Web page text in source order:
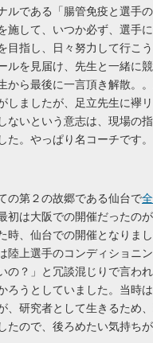
ルである「腸管免疫と選手
施して、いつか必ず、選手
目指し、日々努力して行こ
ルを見届け、先生と一緒に
から最後に一言頂き解散。
しましたが、足立先生に襷リ
ないという意志は、現場の
た。やっぱり名コーチです。
の第２の故郷である仙台で
初は大阪での開催だったの
時、仙台での開催となりま
陸上選手のコンディショニ
の？」と冗談混じりで言わ
ろうとしていました。 当時
、 研究者として生きるため、
たので、後ろめたい気持ちが